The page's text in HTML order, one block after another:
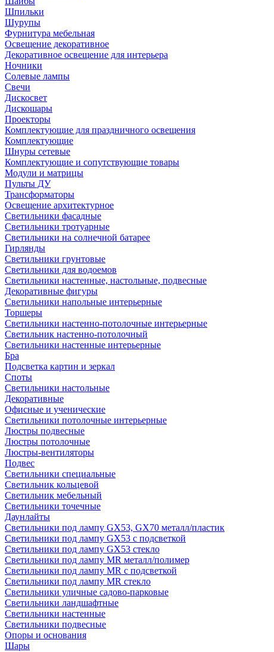
Шпильки
Шурупы
Фурнитура мебельная
Освещение декоративное
Декоративное освещение для интерьера
Ночники
Солевые лампы
Свечи
Дискосвет
Дискошары
Проекторы
Комплектующие для праздничного освещения
Комплектующие
Шнуры сетевые
Комплектующие и сопутствующие товары
Модули и матрицы
Пульты ДУ
Трансформаторы
Освещение архитектурное
Светильники фасадные
Светильники тротуарные
Светильники на солнечной батарее
Гирлянды
Светильники грунтовые
Светильники для водоемов
Светильники настенные, настольные, подвесные
Декоративные фигуры
Светильники напольные интерьерные
Торшеры
Светильники настенно-потолочные интерьерные
Светильник настенно-потолочный
Светильники настенные интерьерные
Бра
Подсветка картин и зеркал
Споты
Светильники настольные
Декоративные
Офисные и ученические
Светильники потолочные интерьерные
Люстры подвесные
Люстры потолочные
Люстры-вентиляторы
Подвес
Светильники специальные
Светильник кольцевой
Светильник мебельный
Светильники точечные
Даунлайты
Светильники под лампу GX53, GX70 металл/пластик
Светильники под лампу GX53 с подсветкой
Светильники под лампу GX53 стекло
Светильники под лампу MR металл/полимер
Светильники под лампу MR с подсветкой
Светильники под лампу MR стекло
Светильники уличные садово-парковые
Светильники ландшафтные
Светильники настенные
Светильники подвесные
Опоры и основания
Шары